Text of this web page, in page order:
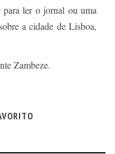
para ler o jornal ou uma
a cidade de Lisboa,
Zambeze.